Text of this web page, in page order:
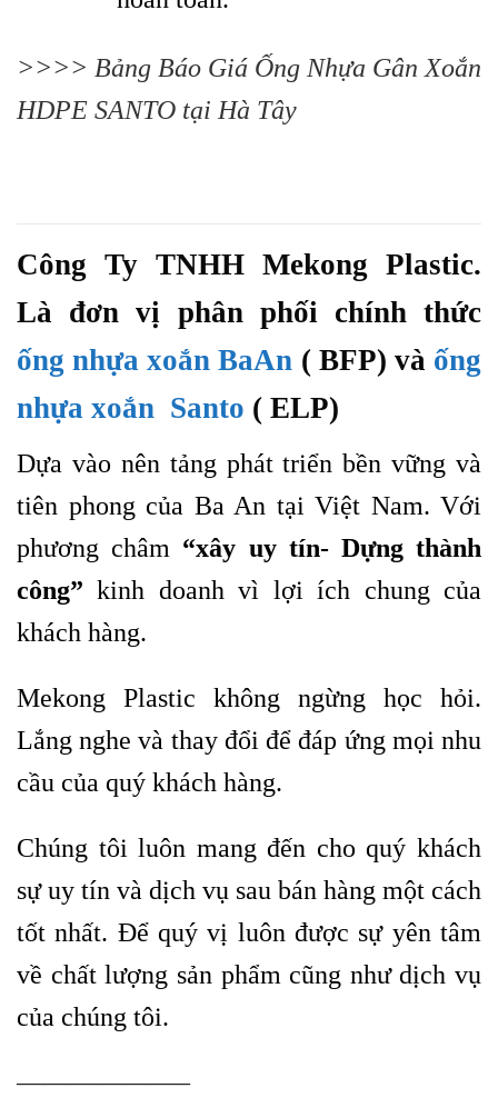
>>>> Bảng Báo Giá Ống Nhựa Gân Xoắn
HDPE SANTO tại Hà Tây
Công Ty TNHH Mekong Plastic.
Là đơn vị phân phối chính thức
ống nhựa xoắn BaAn ( BFP) và ống
nhựa xoắn Santo ( ELP)
Dựa vào nên tảng phát triển bền vững và
tiên phong của Ba An tại Việt Nam. Với
phương châm “xây uy tín- Dựng thành
công” kinh doanh vì lợi ích chung của
khách hàng.
Mekong Plastic không ngừng học hỏi.
Lắng nghe và thay đổi để đáp ứng mọi nhu
cầu của quý khách hàng.
Chúng tôi luôn mang đến cho quý khách
sự uy tín và dịch vụ sau bán hàng một cách
tốt nhất. Để quý vị luôn được sự yên tâm
về chất lượng sản phẩm cũng như dịch vụ
của chúng tôi.
——————–